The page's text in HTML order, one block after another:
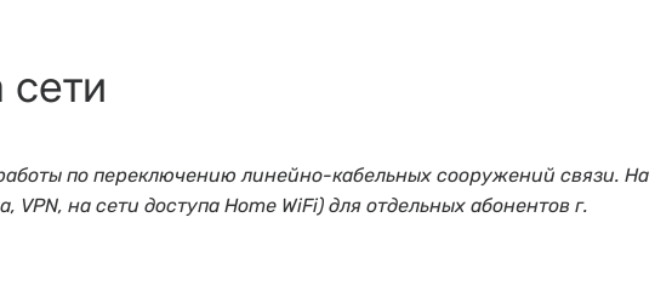
по переключению линейно-кабельных сооружений связи. На
на сети доступа Home WiFi) для отдельных абонентов г.